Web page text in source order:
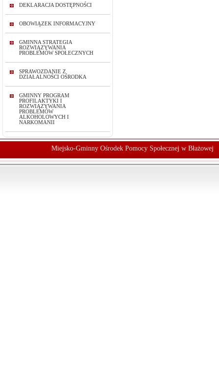
DEKLARACJA DOSTĘPNOŚCI
OBOWIĄZEK INFORMACYJNY
GMINNA STRATEGIA
ROZWIĄZYWANIA
PROBLEMÓW SPOŁECZNYCH
SPRAWOZDANIE Z
DZIAŁALNOŚCI OŚRODKA
GMINNY PROGRAM
PROFILAKTYKI I
ROZWIĄZYWANIA
PROBLEMÓW
ALKOHOLOWYCH I
NARKOMANII
Miejsko-Gminny Ośrodek Pomocy Społecznej w Błażowej